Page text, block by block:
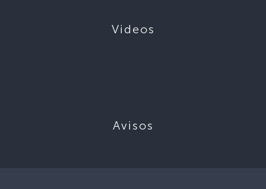
Videos
Avisos